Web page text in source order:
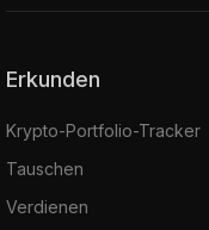
Erkunden
Krypto-Portfolio-Tracker
Tauschen
Verdienen